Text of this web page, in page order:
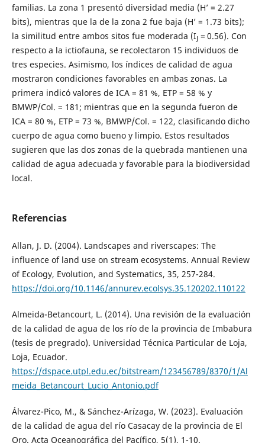
familias. La zona 1 presentó diversidad media (H’ = 2.27
bits), mientras que la de la zona 2 fue baja (H’ = 1.73 bits);
la similitud entre ambos sitos fue moderada (IJ = 0.56). Con
respecto a la ictiofauna, se recolectaron 15 individuos de
tres especies. Asimismo, los índices de calidad de agua
mostraron condiciones favorables en ambas zonas. La
primera indicó valores de ICA = 81 %, ETP = 58 % y
BMWP/Col. = 181; mientras que en la segunda fueron de
ICA = 80 %, ETP = 73 %, BMWP/Col. = 122, clasificando dicho
cuerpo de agua como bueno y limpio. Estos resultados
sugieren que las dos zonas de la quebrada mantienen una
calidad de agua adecuada y favorable para la biodiversidad
local.
Referencias
Allan, J. D. (2004). Landscapes and riverscapes: The
influence of land use on stream ecosystems. Annual Review
of Ecology, Evolution, and Systematics, 35, 257-284.
https://doi.org/10.1146/annurev.ecolsys.35.120202.110122
Almeida-Betancourt, L. (2014). Una revisión de la evaluación
de la calidad de agua de los río de la provincia de Imbabura
(tesis de pregrado). Universidad Técnica Particular de Loja,
Loja, Ecuador.
https://dspace.utpl.edu.ec/bitstream/123456789/8370/1/Al
meida_Betancourt_Lucio_Antonio.pdf
Álvarez-Pico, M., & Sánchez-Arízaga, W. (2023). Evaluación
de la calidad de agua del río Casacay de la provincia de El
Oro. Acta Oceanográfica del Pacífico, 5(1), 1-10.